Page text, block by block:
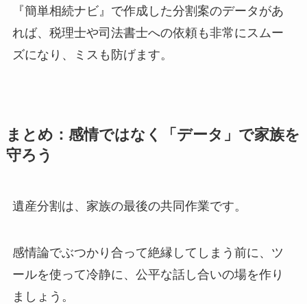
『簡単相続ナビ』で作成した分割案のデータがあ
れば、税理士や司法書士への依頼も非常にスムー
ズになり、ミスも防げます。
まとめ：感情ではなく「データ」で家族を
守ろう
遺産分割は、家族の最後の共同作業です。
感情論でぶつかり合って絶縁してしまう前に、ツ
ールを使って冷静に、公平な話し合いの場を作り
ましょう。